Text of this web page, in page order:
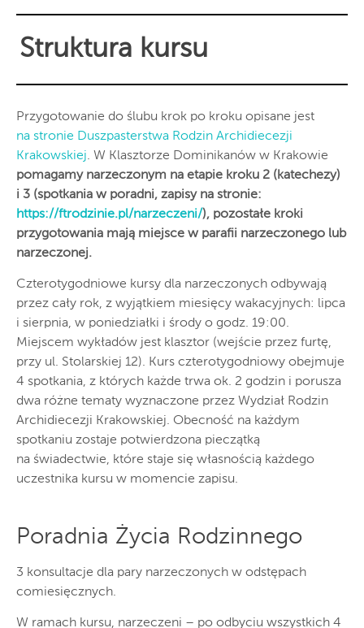
Struktura kursu
Przygotowanie do ślubu krok po kroku opisane jest
na stronie Duszpasterstwa Rodzin Archidiecezji
Krakowskiej. W Klasztorze Dominikanów w Krakowie
pomagamy narzeczonym na etapie kroku 2 (katechezy)
i 3 (spotkania w poradni, zapisy na stronie:
https://ftrodzinie.pl/narzeczeni/), pozostałe kroki
przygotowania mają miejsce w parafii narzeczonego lub
narzeczonej.
Czterotygodniowe kursy dla narzeczonych odbywają
przez cały rok, z wyjątkiem miesięcy wakacyjnych: lipca
i sierpnia, w poniedziałki i środy o godz. 19:00.
Miejscem wykładów jest klasztor (wejście przez furtę,
przy ul. Stolarskiej 12). Kurs czterotygodniowy obejmuje
4 spotkania, z których każde trwa ok. 2 godzin i porusza
dwa różne tematy wyznaczone przez Wydział Rodzin
Archidiecezji Krakowskiej. Obecność na każdym
spotkaniu zostaje potwierdzona pieczątką
na świadectwie, które staje się własnością każdego
uczestnika kursu w momencie zapisu.
Poradnia Życia Rodzinnego
3 konsultacje dla pary narzeczonych w odstępach
comiesięcznych.
W ramach kursu, narzeczeni – po odbyciu wszystkich 4